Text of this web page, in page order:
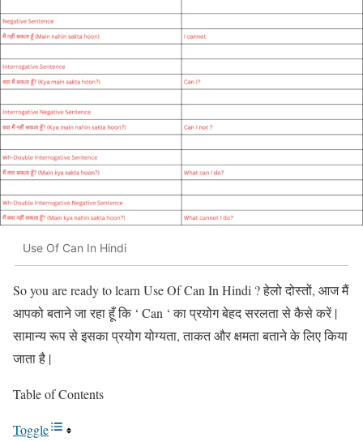
Use Of Can In Hindi
So you are ready to learn Use Of Can In Hindi ? हेलो दोस्तों, आज मैं
आपको बताने जा रहा हूँ कि ‘ Can ‘ का प्रयोग बेहद सरलता से कैसे करें |
सामान्य रूप से इसका प्रयोग योग्यता, ताकत और क्षमता बताने के लिए किया
जाता है |
Table of Contents
Toggle